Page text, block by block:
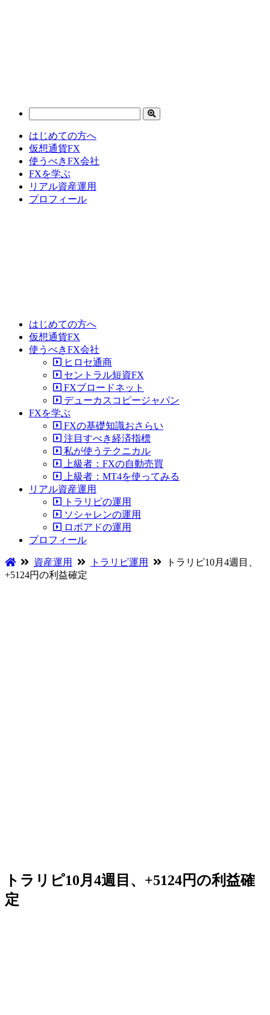
はじめての方へ
仮想通貨FX
使うべきFX会社
FXを学ぶ
リアル資産運用
プロフィール
はじめての方へ
仮想通貨FX
使うべきFX会社
ヒロセ通商
セントラル短資FX
FXブロードネット
デューカスコピージャパン
FXを学ぶ
FXの基礎知識おさらい
注目すべき経済指標
私が使うテクニカル
上級者：FXの自動売買
上級者：MT4を使ってみる
リアル資産運用
トラリピの運用
ソシャレンの運用
ロボアドの運用
プロフィール
資産運用 トラリピ運用
トラリピ10月4週目、
+5124円の利益確定
トラリピ10月4週目、+5124円の利益確
定